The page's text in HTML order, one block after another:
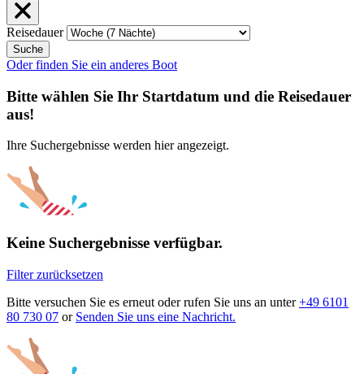
Reisedauer
Suche
Oder finden Sie ein anderes Boot
Bitte wählen Sie Ihr Startdatum und die Reisedauer
aus!
Ihre Suchergebnisse werden hier angezeigt.
Keine Suchergebnisse verfügbar.
Filter zurücksetzen
Bitte versuchen Sie es erneut oder rufen Sie uns an unter+49 6101
80 730 07 or Senden Sie uns eine Nachricht.